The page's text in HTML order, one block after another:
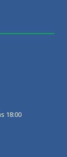
18:00